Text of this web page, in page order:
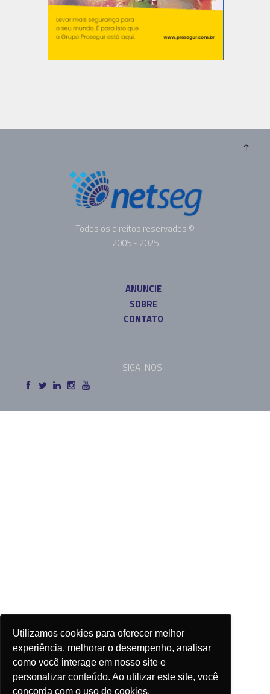
Utilizamos cookies para oferecer melhor
experiência, melhorar o desempenho, analisar
como você interage em nosso site e
personalizar conteúdo. Ao utilizar este site, você
concorda com o uso de cookies.
Todos os direitos reservados ©
2005 - 2025
ANUNCIE
SOBRE
CONTATO
SIGA-NOS